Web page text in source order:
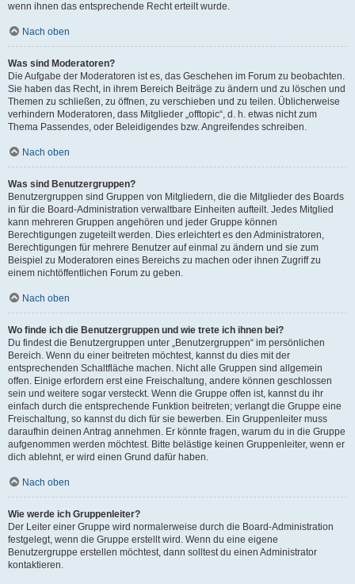
wenn ihnen das entsprechende Recht erteilt wurde.
Nach oben
Was sind Moderatoren?
Die Aufgabe der Moderatoren ist es, das Geschehen im Forum zu beobachten.
Sie haben das Recht, in ihrem Bereich Beiträge zu ändern und zu löschen und
Themen zu schließen, zu öffnen, zu verschieben und zu teilen. Üblicherweise
verhindern Moderatoren, dass Mitglieder „offtopic“, d. h. etwas nicht zum
Thema Passendes, oder Beleidigendes bzw. Angreifendes schreiben.
Nach oben
Was sind Benutzergruppen?
Benutzergruppen sind Gruppen von Mitgliedern, die die Mitglieder des Boards
in für die Board-Administration verwaltbare Einheiten aufteilt. Jedes Mitglied
kann mehreren Gruppen angehören und jeder Gruppe können
Berechtigungen zugeteilt werden. Dies erleichtert es den Administratoren,
Berechtigungen für mehrere Benutzer auf einmal zu ändern und sie zum
Beispiel zu Moderatoren eines Bereichs zu machen oder ihnen Zugriff zu
einem nichtöffentlichen Forum zu geben.
Nach oben
Wo finde ich die Benutzergruppen und wie trete ich ihnen bei?
Du findest die Benutzergruppen unter „Benutzergruppen“ im persönlichen
Bereich. Wenn du einer beitreten möchtest, kannst du dies mit der
entsprechenden Schaltfläche machen. Nicht alle Gruppen sind allgemein
offen. Einige erfordern erst eine Freischaltung, andere können geschlossen
sein und weitere sogar versteckt. Wenn die Gruppe offen ist, kannst du ihr
einfach durch die entsprechende Funktion beitreten; verlangt die Gruppe eine
Freischaltung, so kannst du dich für sie bewerben. Ein Gruppenleiter muss
daraufhin deinen Antrag annehmen. Er könnte fragen, warum du in die Gruppe
aufgenommen werden möchtest. Bitte belästige keinen Gruppenleiter, wenn er
dich ablehnt, er wird einen Grund dafür haben.
Nach oben
Wie werde ich Gruppenleiter?
Der Leiter einer Gruppe wird normalerweise durch die Board-Administration
festgelegt, wenn die Gruppe erstellt wird. Wenn du eine eigene
Benutzergruppe erstellen möchtest, dann solltest du einen Administrator
kontaktieren.